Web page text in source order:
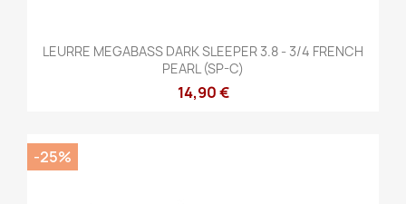
LEURRE MEGABASS DARK SLEEPER 3.8 - 3/4 FRENCH
PEARL (SP-C)
14,90 €
-25%